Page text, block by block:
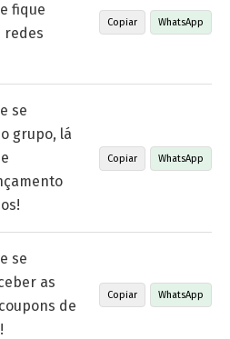
fique
redes
Copiar WhatsApp
se
grupo, lá
Copiar WhatsApp
se
as
de
Copiar WhatsApp